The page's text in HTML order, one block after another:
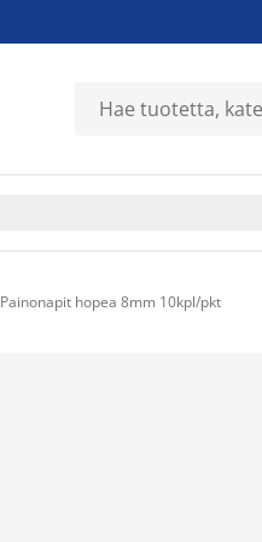
Painonapit hopea 8mm 10kpl/pkt